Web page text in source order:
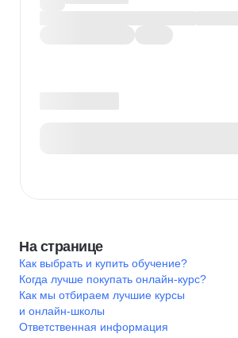
На странице
Как выбрать и купить обучение?
Когда лучше покупать онлайн-курс?
Как мы отбираем лучшие курсы
и онлайн-школы
Ответственная информация